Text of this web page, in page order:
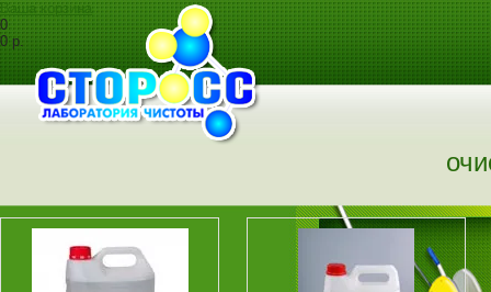
Ваша корзина
0
0 р.